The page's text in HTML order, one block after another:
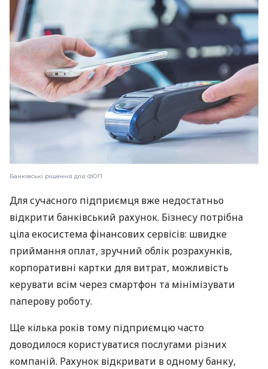
Банківські рішення для ФОП
Для сучасного підприємця вже недостатньо
відкрити банківський рахунок. Бізнесу потрібна
ціла екосистема фінансових сервісів: швидке
приймання оплат, зручний облік розрахунків,
корпоративні картки для витрат, можливість
керувати всім через смартфон та мінімізувати
паперову роботу.
Ще кілька років тому підприємцю часто
доводилося користуватися послугами різних
компаній. Рахунок відкривати в одному банку,